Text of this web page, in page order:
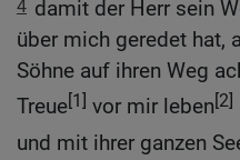
4 damit der Herr sein
über mich geredet hat,
Söhne auf ihren Weg
Treue[1] vor mir leben[2]
und mit ihrer ganzen